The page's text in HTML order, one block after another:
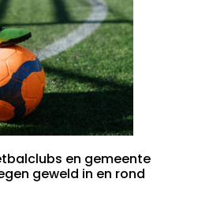
en gemeente
geweld in en rond